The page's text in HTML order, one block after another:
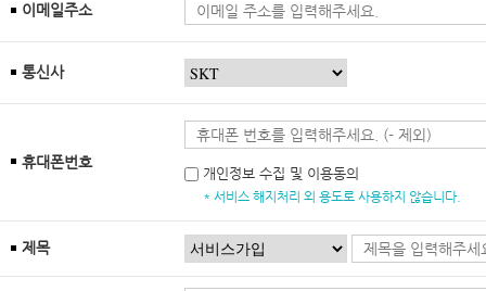
이메일주소
통신사
휴대폰번호
개인정보 수집 및 이용동의
* 서비스 해지처리 외 용도로 사용하지 않습니다.
제목